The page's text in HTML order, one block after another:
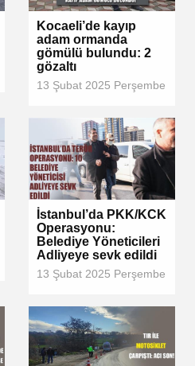
Kocaeli’de kayıp
adam ormanda
gömülü bulundu: 2
gözaltı
13 Şubat 2025 Perşembe
İstanbul’da PKK/KCK
Operasyonu:
Belediye Yöneticileri
Adliyeye sevk edildi
13 Şubat 2025 Perşembe